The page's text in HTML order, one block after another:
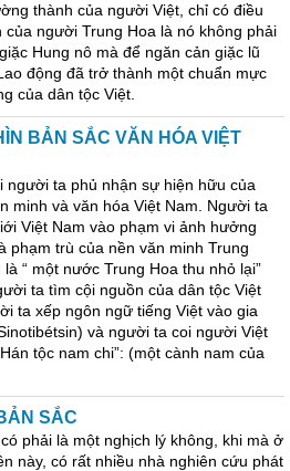
thành của người Việt, chỉ có điều
người Trung Hoa là nó không phải
Hung nô mà để ngăn cản giặc lũ
động đã trở thành một chuẩn mực
của dân tộc Việt.
BẢN SẮC VĂN HÓA VIỆT
người ta phủ nhận sự hiện hữu của
minh và văn hóa Việt Nam. Người ta
Việt Nam vào phạm vi ảnh hưởng
phạm trù của nền văn minh Trung
“ một nước Trung Hoa thu nhỏ lại”
ta tìm cội nguồn của dân tộc Việt
ta xếp ngôn ngữ tiếng Việt vào gia
và người ta coi người Việt
tộc nam chi”: (một cành nam của
SẮC
phải là một nghịch lý không, khi mà ở
này, có rất nhiều nhà nghiên cứu phát